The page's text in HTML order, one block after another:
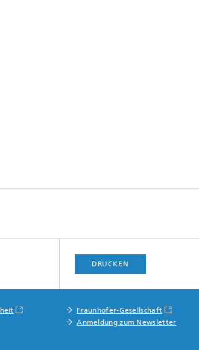
DRUCKEN
Fraunhofer-Gesellschaft
Anmeldung zum Newsletter